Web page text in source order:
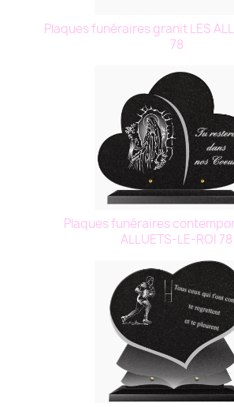
Plaques funéraires granit LES
78
Plaques funéraires
ALLUETS-LE-ROI 78